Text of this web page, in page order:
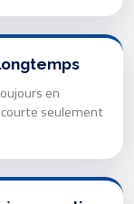
en
seulement